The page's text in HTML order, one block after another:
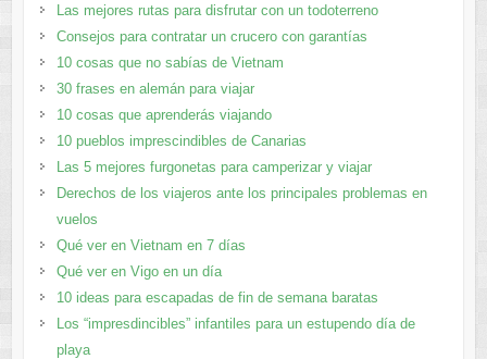
Las mejores rutas para disfrutar con un todoterreno
Consejos para contratar un crucero con garantías
10 cosas que no sabías de Vietnam
30 frases en alemán para viajar
10 cosas que aprenderás viajando
10 pueblos imprescindibles de Canarias
Las 5 mejores furgonetas para camperizar y viajar
Derechos de los viajeros ante los principales problemas en
vuelos
Qué ver en Vietnam en 7 días
Qué ver en Vigo en un día
10 ideas para escapadas de fin de semana baratas
Los “impresdincibles” infantiles para un estupendo día de
playa